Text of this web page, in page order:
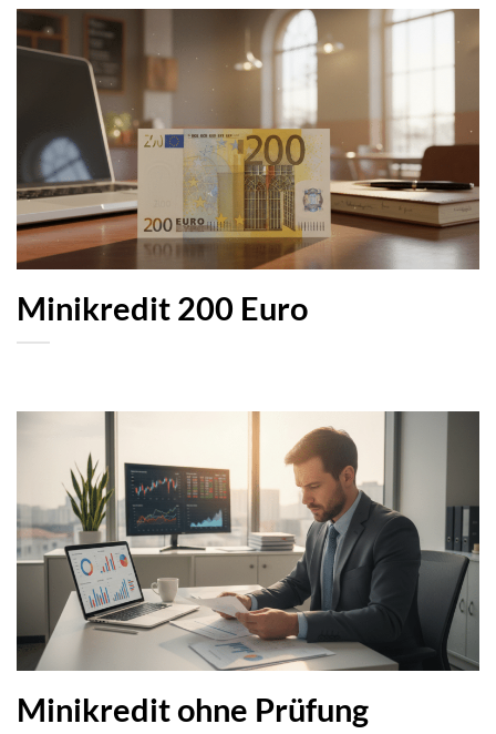
Minikredit 200 Euro
Minikredit ohne Prüfung